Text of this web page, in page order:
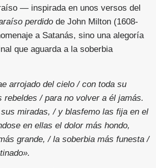
— inspirada en unos versos del
perdido de John Milton (1608-
a Satanás, sino una alegoría
que aguarda a la soberbia
arrojado del cielo / con toda su
rebeldes / para no volver a él jamás.
miradas, / y blasfemo las fija en el
en ellas el dolor más hondo,
grande, / la soberbia más funesta /